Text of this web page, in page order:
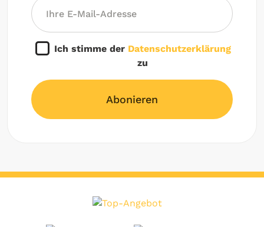
Ich stimme der Datenschutzerklärung
zu
Abonieren